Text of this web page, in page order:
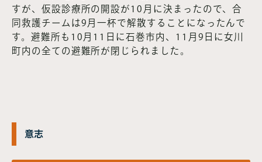
すが、仮設診療所の開設が10月に決まったので、合
同救護チームは9月一杯で解散することになったんで
す。避難所も10月11日に石巻市内、11月9日に女川
町内の全ての避難所が閉じられました。
意志